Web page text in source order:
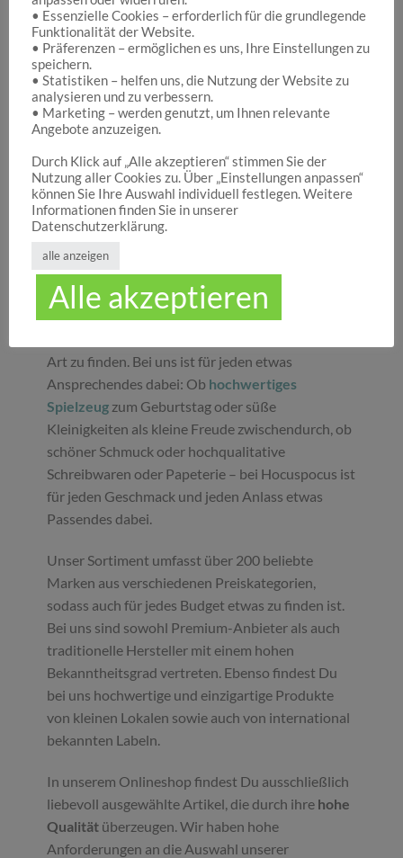
Hocuspocus – Ihr Onlineshop für die schönen
Dinge des Lebens
Hocuspocus ist die richtige Anlaufstelle für Dich,
wenn Du auf der Suche nach schönen
Geschenken , tollenSpielwarenoder
ansprechenderDekorationbist. Wir von
Hocuspocus wissen schöne Dinge stets zu
schätzen und legen daher großen Wert darauf,
dass bei uns Groß und Klein etwas finden, was sie
glücklich macht. Jeder Tag ist ein guter Anlass, um
seinen Liebsten oder sich selbst eine Freude zu
machen. Unser umfassendes Sortiment gibt Ihnen
Art zu finden. Bei uns ist für jeden etwas
Ansprechendes dabei: Ob hochwertiges
Spielzeug zum Geburtstag oder süße
Kleinigkeiten als kleine Freude zwischendurch, ob
schöner Schmuck oder hochqualitative
Schreibwaren oder Papeterie – bei Hocuspocus ist
für jeden Geschmack und jeden Anlass etwas
Passendes dabei.
Unser Sortiment umfasst über 200 beliebte
Marken aus verschiedenen Preiskategorien,
sodass auch für jedes Budget etwas zu finden ist.
Bei uns sind sowohl Premium-Anbieter als auch
traditionelle Hersteller mit einem hohen
Bekanntheitsgrad vertreten. Ebenso findest Du
bei uns hochwertige und einzigartige Produkte
von kleinen Lokalen sowie auch von international
bekannten Labeln.
In unserem Onlineshop findest Du ausschließlich
liebevoll ausgewählte Artikel, die durch ihre hohe
Qualität überzeugen. Wir haben hohe
Anforderungen an die Auswahl unserer
• Essenzielle Cookies – erforderlich für die grundlegende
Funktionalität der Website.
• Präferenzen – ermöglichen es uns, Ihre Einstellungen zu
speichern.
• Statistiken – helfen uns, die Nutzung der Website zu
analysieren und zu verbessern.
• Marketing – werden genutzt, um Ihnen relevante
Angebote anzuzeigen.
Durch Klick auf „Alle akzeptieren“ stimmen Sie der
Nutzung aller Cookies zu. Über „Einstellungen anpassen“
können Sie Ihre Auswahl individuell festlegen. Weitere
Informationen finden Sie in unserer
Datenschutzerklärung.
alle anzeigen
Alle akzeptieren